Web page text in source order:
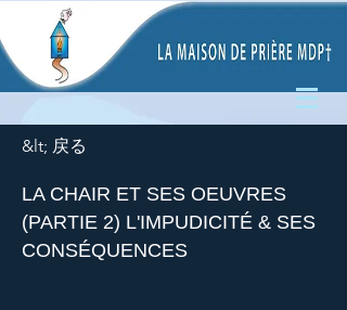
&lt; 戻る
LA CHAIR ET SES OEUVRES
(PARTIE 2) L'IMPUDICITÉ & SES
CONSÉQUENCES